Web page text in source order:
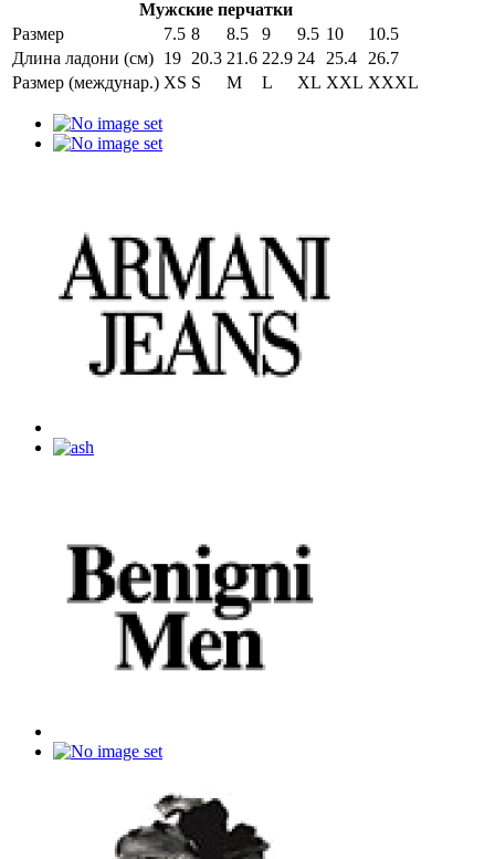
Мужские перчатки
Размер
7.5 8 8.5 9 9.5 10
10.5
Длина ладони (см) 19 20.3 21.6 22.9 24 25.4
26.7
Размер (междунар.) XS S M L XL XXL XXXL